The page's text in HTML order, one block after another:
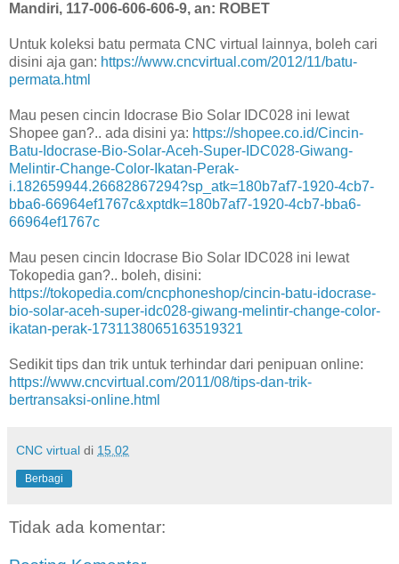
Mandiri, 117-006-606-606-9, an: ROBET
Untuk koleksi batu permata CNC virtual lainnya, boleh cari
disini aja gan: https://www.cncvirtual.com/2012/11/batu-
permata.html
Mau pesen cincin Idocrase Bio Solar IDC028 ini lewat
Shopee gan?.. ada disini ya: https://shopee.co.id/Cincin-
Batu-Idocrase-Bio-Solar-Aceh-Super-IDC028-Giwang-
Melintir-Change-Color-Ikatan-Perak-
i.182659944.26682867294?sp_atk=180b7af7-1920-4cb7-
bba6-66964ef1767c&xptdk=180b7af7-1920-4cb7-bba6-
66964ef1767c
Mau pesen cincin Idocrase Bio Solar IDC028 ini lewat
Tokopedia gan?.. boleh, disini:
https://tokopedia.com/cncphoneshop/cincin-batu-idocrase-
bio-solar-aceh-super-idc028-giwang-melintir-change-color-
ikatan-perak-1731138065163519321
Sedikit tips dan trik untuk terhindar dari penipuan online:
https://www.cncvirtual.com/2011/08/tips-dan-trik-
bertransaksi-online.html
CNC virtual di 15.02
Berbagi
Tidak ada komentar: